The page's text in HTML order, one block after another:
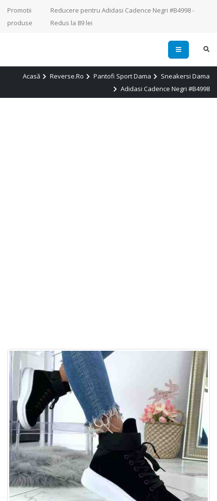
Promotii
produse
Reducere pentru Adidasi Cadence Negri #B4998 -
Redus la 89 lei
Acasă Reverse.ro Pantofi Sport Dama
Sneakersi Dama
Adidasi Cadence Negri #B4998